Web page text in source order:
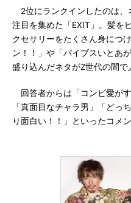
2位にランクインしたのは、
注目を集めた「EXIT」。髪を
クセサリーをたくさん身につ
ン！！」や「バイブスいとあ
盛り込んだネタがZ世代の間で
回答者からは「コンビ愛が
「真面目なチャラ男」「どっ
り面白い！！」といったコメ